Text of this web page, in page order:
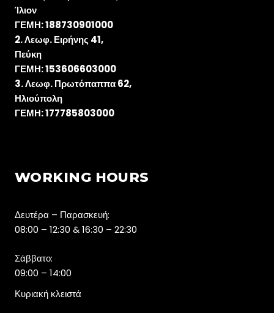
Ίλιον
ΓΕΜΗ: 188730901000
Λεωφ. Ειρήνης 41,
Πεύκη
ΓΕΜΗ: 153606603000
Λεωφ. Πρωτόπαππα 62,
Ηλιούπολη
ΓΕΜΗ: 177785803000
WORKING HOURS
Δευτέρα – Παρασκευή:
08:00 – 12:30 & 16:30 – 22:30
Σάββατο:
09:00 – 14:00
Κυριακή κλειστά